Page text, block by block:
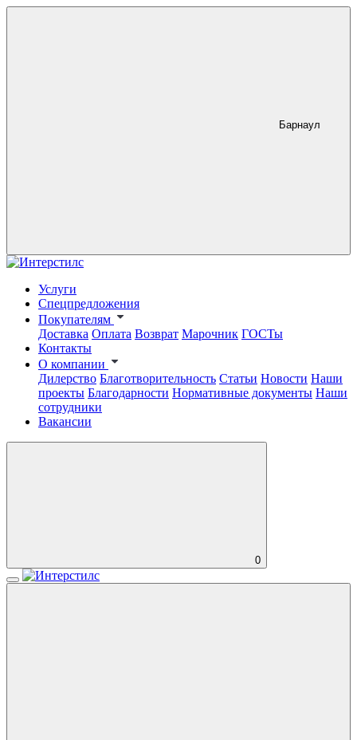
Барнаул
Услуги
Спецпредложения
Покупателям
Доставка Оплата Возврат Марочник ГОСТы
Контакты
О компании
Дилерство Благотворительность Статьи Новости Наши
проекты Благодарности Нормативные документы Наши
сотрудники
Вакансии
0